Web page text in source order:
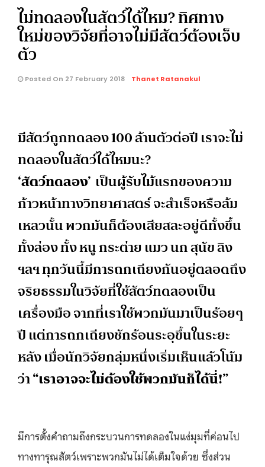
ไม่ทดลองในสัตว์ได้ไหม? ทิศทาง
ใหม่ของวิจัยที่อาจไม่มีสัตว์ต้องเจ็บ
ตัว
Posted On 27 February 2018 Thanet Ratanakul
มีสัตว์ถูกทดลอง 100 ล้านตัวต่อปี เราจะไม่
ทดลองในสัตว์ได้ไหมนะ?
‘สัตว์ทดลอง’ เป็นผู้รับไม้แรกของความ
ก้าวหน้าทางวิทยาศาสตร์ จะสำเร็จหรือล้ม
เหลวนั้น พวกมันก็ต้องเสียสละอยู่ดีทั้งขึ้น
ทั้งล่อง ทั้ง หนู กระต่าย แมว นก สุนัข ลิง
ฯลฯ ทุกวันนี้มีการถกเถียงกันอยู่ตลอดถึง
จริยธรรมในวิจัยที่ใช้สัตว์ทดลองเป็น
เครื่องมือ จากที่เราใช้พวกมันมาเป็นร้อยๆ
ปี แต่การถกเถียงชักร้อนระอุขึ้นในระยะ
หลัง เมื่อนักวิจัยกลุ่มหนึ่งเริ่มเห็นแล้วโน้ม
ว่า“เราอาจจะไม่ต้องใช้พวกมันก็ได้นี่!”
มีการตั้งคำถามถึงกระบวนการทดลองในแง่มุมที่ค่อนไป
ทางทารุณสัตว์เพราะพวกมันไม่ได้เต็มใจด้วย ซึ่งส่วน